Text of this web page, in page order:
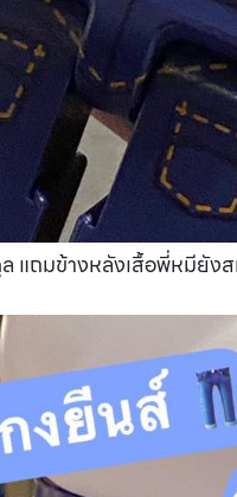
ถมข้างหลังเสื้อพี่หมียังส